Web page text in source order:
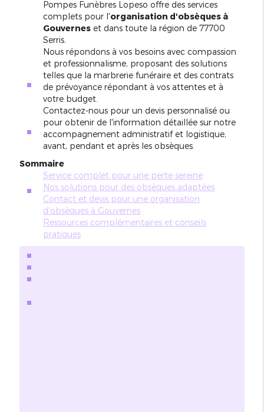
Pompes Funèbres Lopeso offre des services
complets pour l'organisation d'obsèques à
Gouverneset dans toute la région de 77700
Serris.
Nous répondons à vos besoins avec compassion
et professionnalisme, proposant des solutions
telles que la marbrerie funéraire et des contrats
de prévoyance répondant à vos attentes et à
votre budget.
Contactez-nous pour un devis personnalisé ou
pour obtenir de l'information détaillée sur notre
accompagnement administratif et logistique,
avant, pendant et après les obsèques.
Sommaire
Service complet pour une perte sereine
Nos solutions pour des obsèques adaptées
Contact et devis pour une organisation
d'obsèques à Gouvernes
Ressources complémentaires et conseils
pratiques